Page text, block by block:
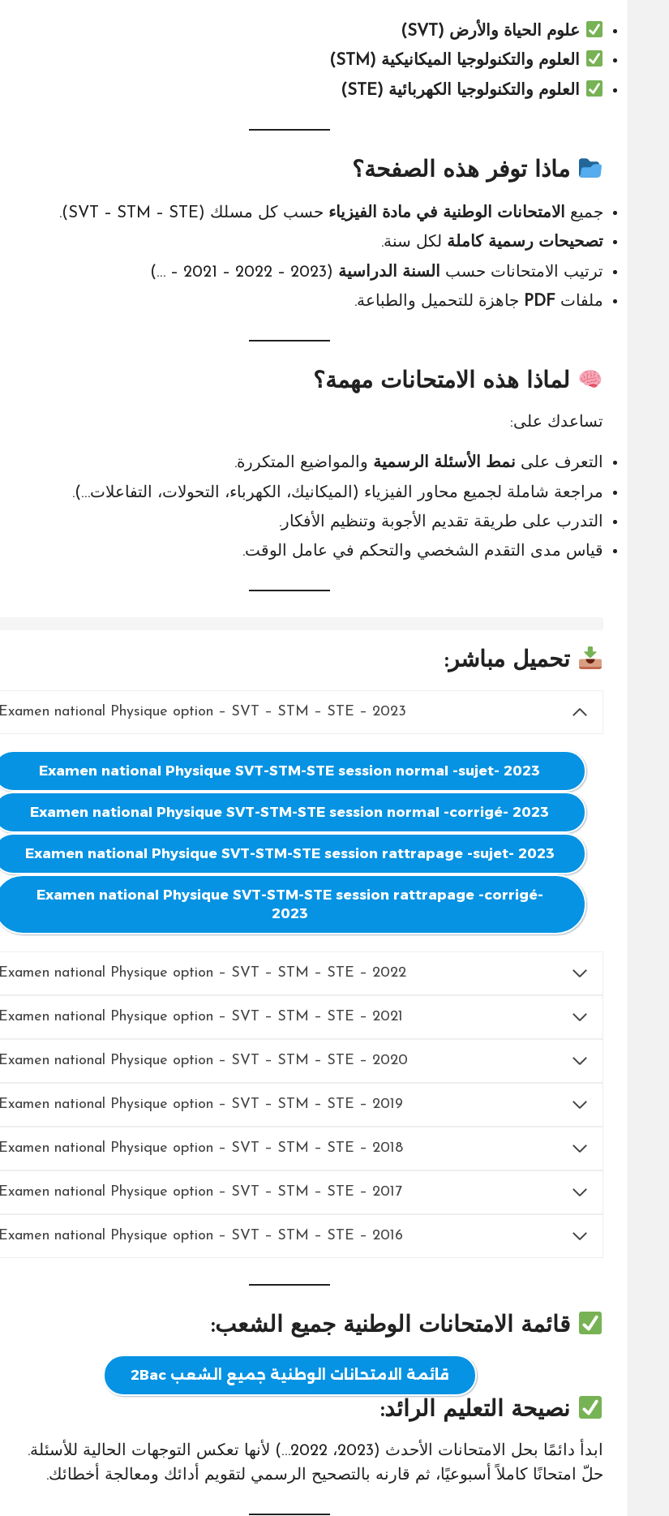
علوم الحياة والأرض (SVT)
العلوم والتكنولوجيا الميكانيكية (STM)
العلوم والتكنولوجيا الكهربائية (STE)
ماذا توفر هذه الصفحة؟
جميع الامتحانات الوطنية في مادة الفيزياء حسب كل مسلك (SVT – STM – STE).
تصحيحات رسمية كاملة لكل سنة.
ترتيب الامتحانات حسب
السنة الدراسية (2023 – 2022 – 2021 – …)
ملفات PDF جاهزة للتحميل والطباعة.
لماذا هذه الامتحانات مهمة؟
تساعدك على:
التعرف على نمط الأسئلة الرسمية والمواضيع المتكررة.
مراجعة شاملة لجميع محاور الفيزياء (الميكانيك، الكهرباء، التحولات، التفاعلات…).
التدرب على طريقة تقديم الأجوبة وتنظيم الأفكار.
قياس مدى التقدم الشخصي والتحكم في عامل الوقت.
تحميل مباشر:
Examen national Physique option – SVT – STM – STE – 2023
Examen national Physique SVT-STM-STE session normal -sujet- 2023
Examen national Physique SVT-STM-STE session normal -corrigé- 2023
Examen national Physique SVT-STM-STE session rattrapage -sujet- 2023
Examen national Physique SVT-STM-STE session rattrapage -corrigé-
2023
Examen national Physique option – SVT – STM – STE – 2022
Examen national Physique option – SVT – STM – STE – 2021
Examen national Physique option – SVT – STM – STE – 2020
Examen national Physique option – SVT – STM – STE – 2019
Examen national Physique option – SVT – STM – STE – 2018
Examen national Physique option – SVT – STM – STE – 2017
Examen national Physique option – SVT – STM – STE – 2016
قائمة الامتحانات الوطنية جميع الشعب:
قائمة الامتحانات الوطنية جميع الشعب 2Bac
نصيحة التعليم الرائد:
ابدأ دائمًا بحل الامتحانات الأحدث (2023، 2022…) لأنها تعكس التوجهات الحالية للأسئلة.
حلّ امتحانًا كاملاً أسبوعيًا، ثم قارنه بالتصحيح الرسمي لتقويم أدائك ومعالجة أخطائك.